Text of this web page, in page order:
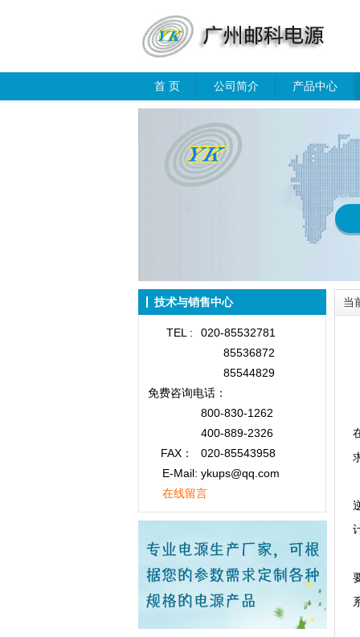
首 页 公司简介 产品中心
技术与销售中心
TEL :
020-85532781
85536872
85544829
免费咨询电话：
800-830-1262
400-889-2326
FAX：
020-85543958
E-Mail: ykups@qq.com
在线留言
当